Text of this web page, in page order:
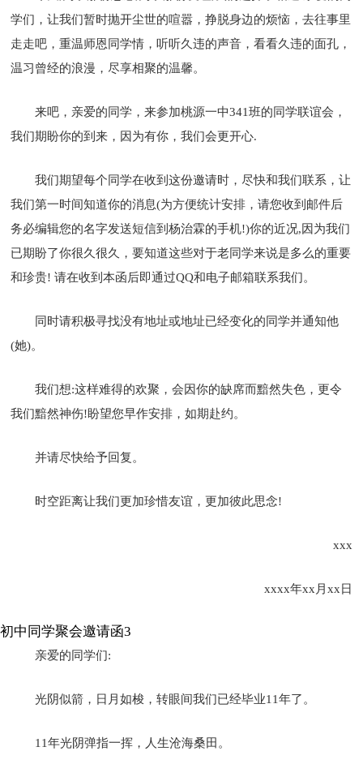
学们，让我们暂时抛开尘世的喧嚣，挣脱身边的烦恼，去往事里
走走吧，重温师恩同学情，听听久违的声音，看看久违的面孔，
温习曾经的浪漫，尽享相聚的温馨。
来吧，亲爱的同学，来参加桃源一中341班的同学联谊会，
我们期盼你的到来，因为有你，我们会更开心.
我们期望每个同学在收到这份邀请时，尽快和我们联系，让
我们第一时间知道你的消息(为方便统计安排，请您收到邮件后
务必编辑您的名字发送短信到杨治霖的手机!)你的近况,因为我们
已期盼了你很久很久，要知道这些对于老同学来说是多么的重要
和珍贵! 请在收到本函后即通过QQ和电子邮箱联系我们。
同时请积极寻找没有地址或地址已经变化的同学并通知他
(她)。
我们想:这样难得的欢聚，会因你的缺席而黯然失色，更令
我们黯然神伤!盼望您早作安排，如期赴约。
并请尽快给予回复。
时空距离让我们更加珍惜友谊，更加彼此思念!
xxx
xxxx年xx月xx日
初中同学聚会邀请函3
亲爱的同学们:
光阴似箭，日月如梭，转眼间我们已经毕业11年了。
11年光阴弹指一挥，人生沧海桑田。